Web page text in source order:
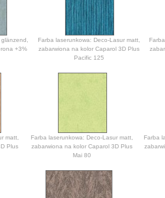
+3%
Farba laserunkowa: Deco-Lasur matt,
zabarwiona na kolor Caparol 3D Plus
Pacific 125
matt,
Plus
Farba laserunkowa: Deco-Lasur matt,
zabarwiona na kolor Caparol 3D Plus
Mai 80
Farba